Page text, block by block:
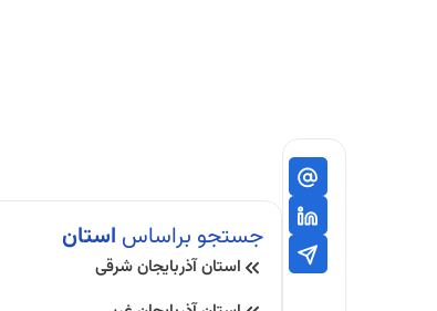
جستجو براساس استان
استان آذربایجان شرقی